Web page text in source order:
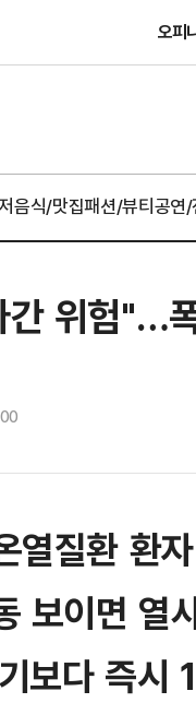
오피
음식/맛집패션/뷰티공연
간 위험"…
열질환 환
보이면 열
보다 즉시